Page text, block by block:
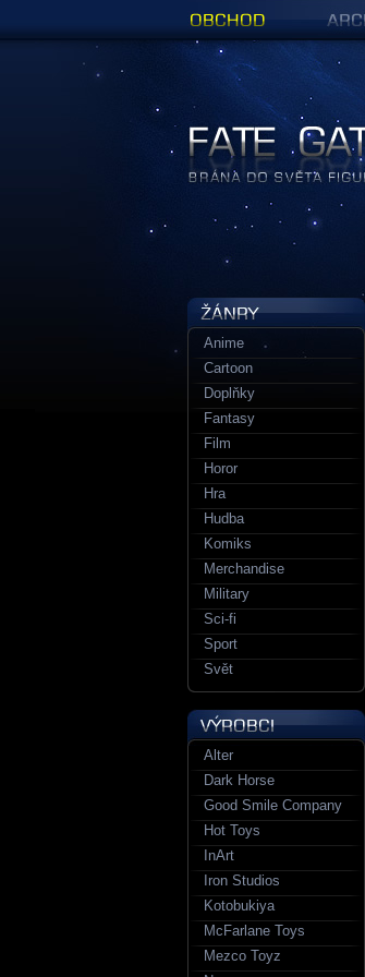
Anime
Cartoon
Doplňky
Fantasy
Film
Horor
Hra
Hudba
Komiks
Merchandise
Military
Sci-fi
Sport
Svět
Alter
Dark Horse
Good Smile Company
Hot Toys
InArt
Iron Studios
Kotobukiya
McFarlane Toys
Mezco Toyz
Figurky a sošky | Fate Gate